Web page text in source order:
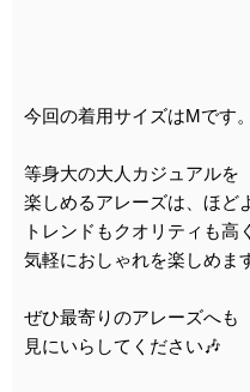
今回の着用サイズはMです。
等身大の大人カジュアルを
楽しめるアレーズは、ほど
トレンドもクオリティも高
気軽におしゃれを楽しめま
ぜひ最寄りのアレーズへも
見にいらしてください🎶